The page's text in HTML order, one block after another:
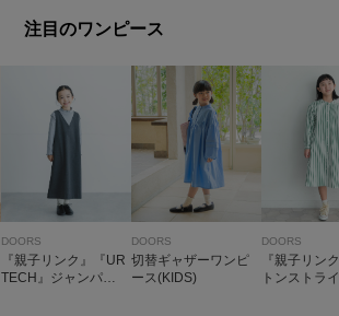
注目のワンピース
DOORS
『親子リンク』『UR
TECH』ジャンパー
DOORS
切替ギャザーワンピ
ース(KIDS)
DOORS
『親子リン
トンストラ